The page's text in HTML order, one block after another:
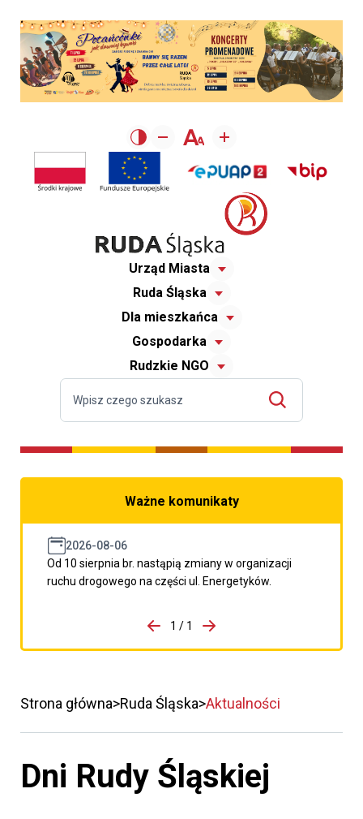
Urząd Miasta
Ruda Śląska
Dla mieszkańca
Gospodarka
Rudzkie NGO
Ważne komunikaty
2026-08-06
Od 10 sierpnia br. nastąpią zmiany w organizacji
ruchu drogowego na części ul. Energetyków.
porzpedniego komunikatu
1 / 1
Przejdź do następnego
Strona główna Ruda Śląska Aktualności
Dni Rudy Śląskiej